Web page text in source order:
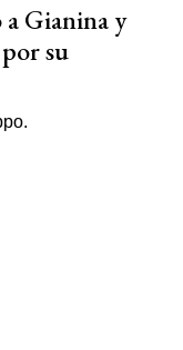
a Gianina y
su